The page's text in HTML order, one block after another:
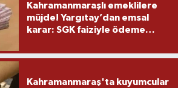
Kahramanmaraşlı emeklilere
müjde! Yargıtay’dan emsal
karar: SGK faiziyle ödeme
Kahramanmaraş'ta kuyumcular